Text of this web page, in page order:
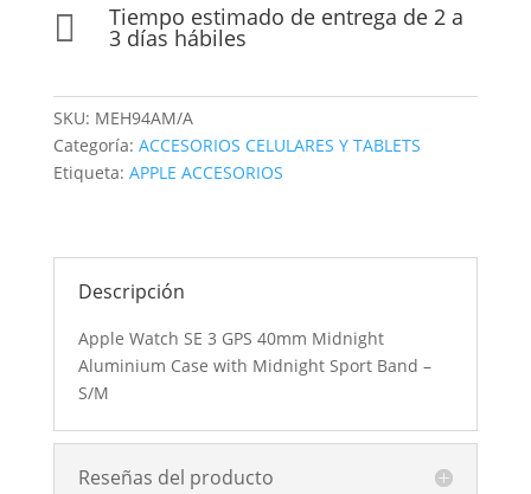
Midnight
Aluminium
Case
S/M
 Tiempo estimado de entrega de 2 a
3 días hábiles
SKU: MEH94AM/A
Categoría: ACCESORIOS CELULARES Y TABLETS
Etiqueta: APPLE ACCESORIOS
Descripción
Apple Watch SE 3 GPS 40mm Midnight
Aluminium Case with Midnight Sport Band –
S/M
Reseñas del producto